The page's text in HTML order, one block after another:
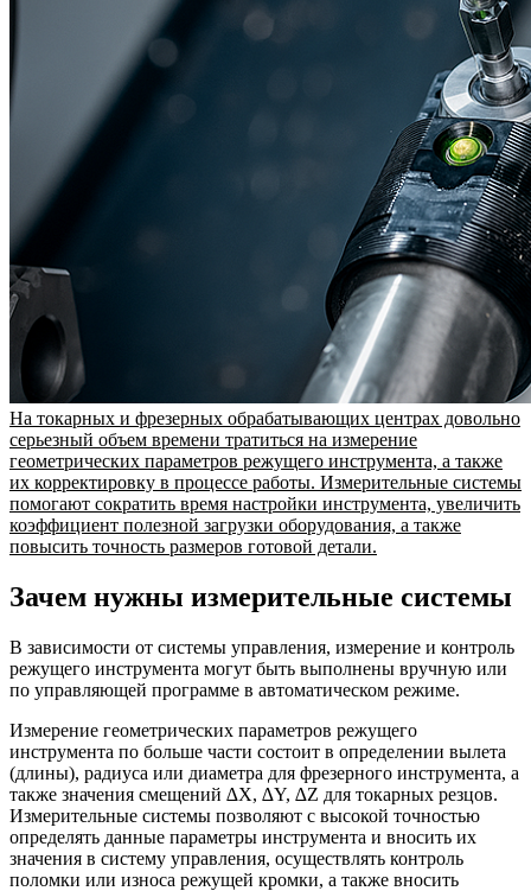
На токарных и фрезерных обрабатывающих центрах довольно
серьезный объем времени тратиться на измерение
геометрических параметров режущего инструмента, а также
их корректировку в процессе работы. Измерительные системы
помогают сократить время настройки инструмента, увеличить
коэффициент полезной загрузки оборудования, а также
повысить точность размеров готовой детали.
Зачем нужны измерительные системы
В зависимости от системы управления, измерение и контроль
режущего инструмента могут быть выполнены вручную или
по управляющей программе в автоматическом режиме.
Измерение геометрических параметров режущего
инструмента по больше части состоит в определении вылета
(длины), радиуса или диаметра для фрезерного инструмента, а
также значения смещений ∆X, ∆Y, ∆Z для токарных резцов.
Измерительные системы позволяют с высокой точностью
определять данные параметры инструмента и вносить их
значения в систему управления, осуществлять контроль
поломки или износа режущей кромки, а также вносить